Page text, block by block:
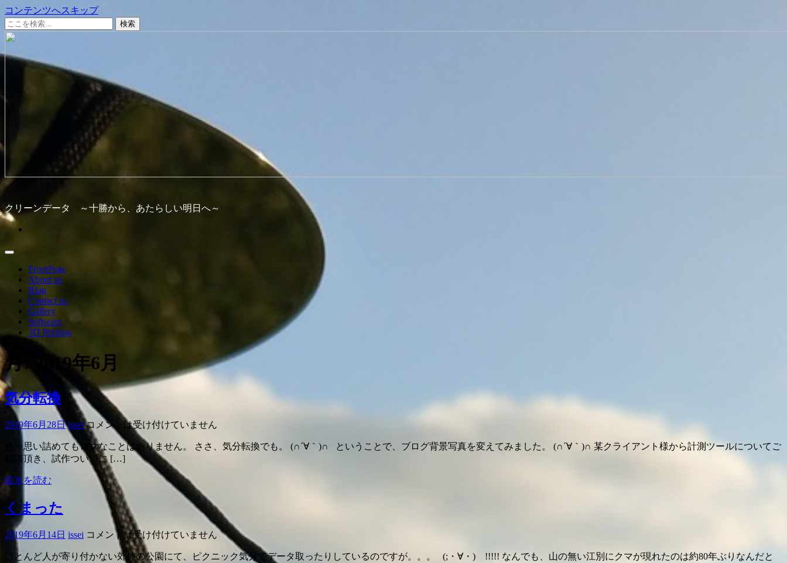
コンテンツへスキップ
クリーンデータ ～十勝から、あたらしい明日へ～
FrontPage
About us
Blog
Contact us
Gallery
Software
3D Printing
月: 2019年6月
気分転換
2019年6月28日 issei コメントは受け付けていません
色々思い詰めてもロクなことはありません。 ささ、気分転換でも。 (∩´∀｀)∩ ということで、ブログ背景写真を変えてみました。 (∩´∀｀)∩ 某クライアント様から計測ツールについてご
相談頂き、試作ついでに […]
続きを読む
くまった
2019年6月14日 issei コメントは受け付けていません
ほとんど人が寄り付かない郊外の公園にて、ピクニック気分でデータ取ったりしているのですが。。。 (;・∀・) !!!!! なんでも、山の無い江別にクマが現れたのは約80年ぶりなんだと